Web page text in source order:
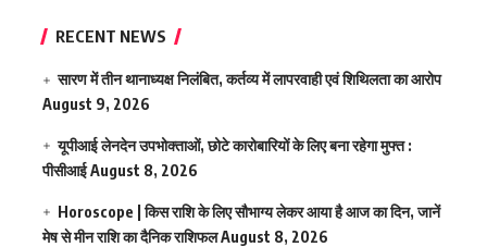
RECENT NEWS
सारण में तीन थानाध्यक्ष निलंबित, कर्तव्य में लापरवाही एवं शिथिलता का आरोप
August 9, 2026
यूपीआई लेनदेन उपभोक्ताओं, छोटे कारोबारियों के लिए बना रहेगा मुफ्त :
पीसीआईAugust 8, 2026
Horoscope | किस राशि के लिए सौभाग्य लेकर आया है आज का दिन, जानें
मेष से मीन राशि का दैनिक राशिफलAugust 8, 2026